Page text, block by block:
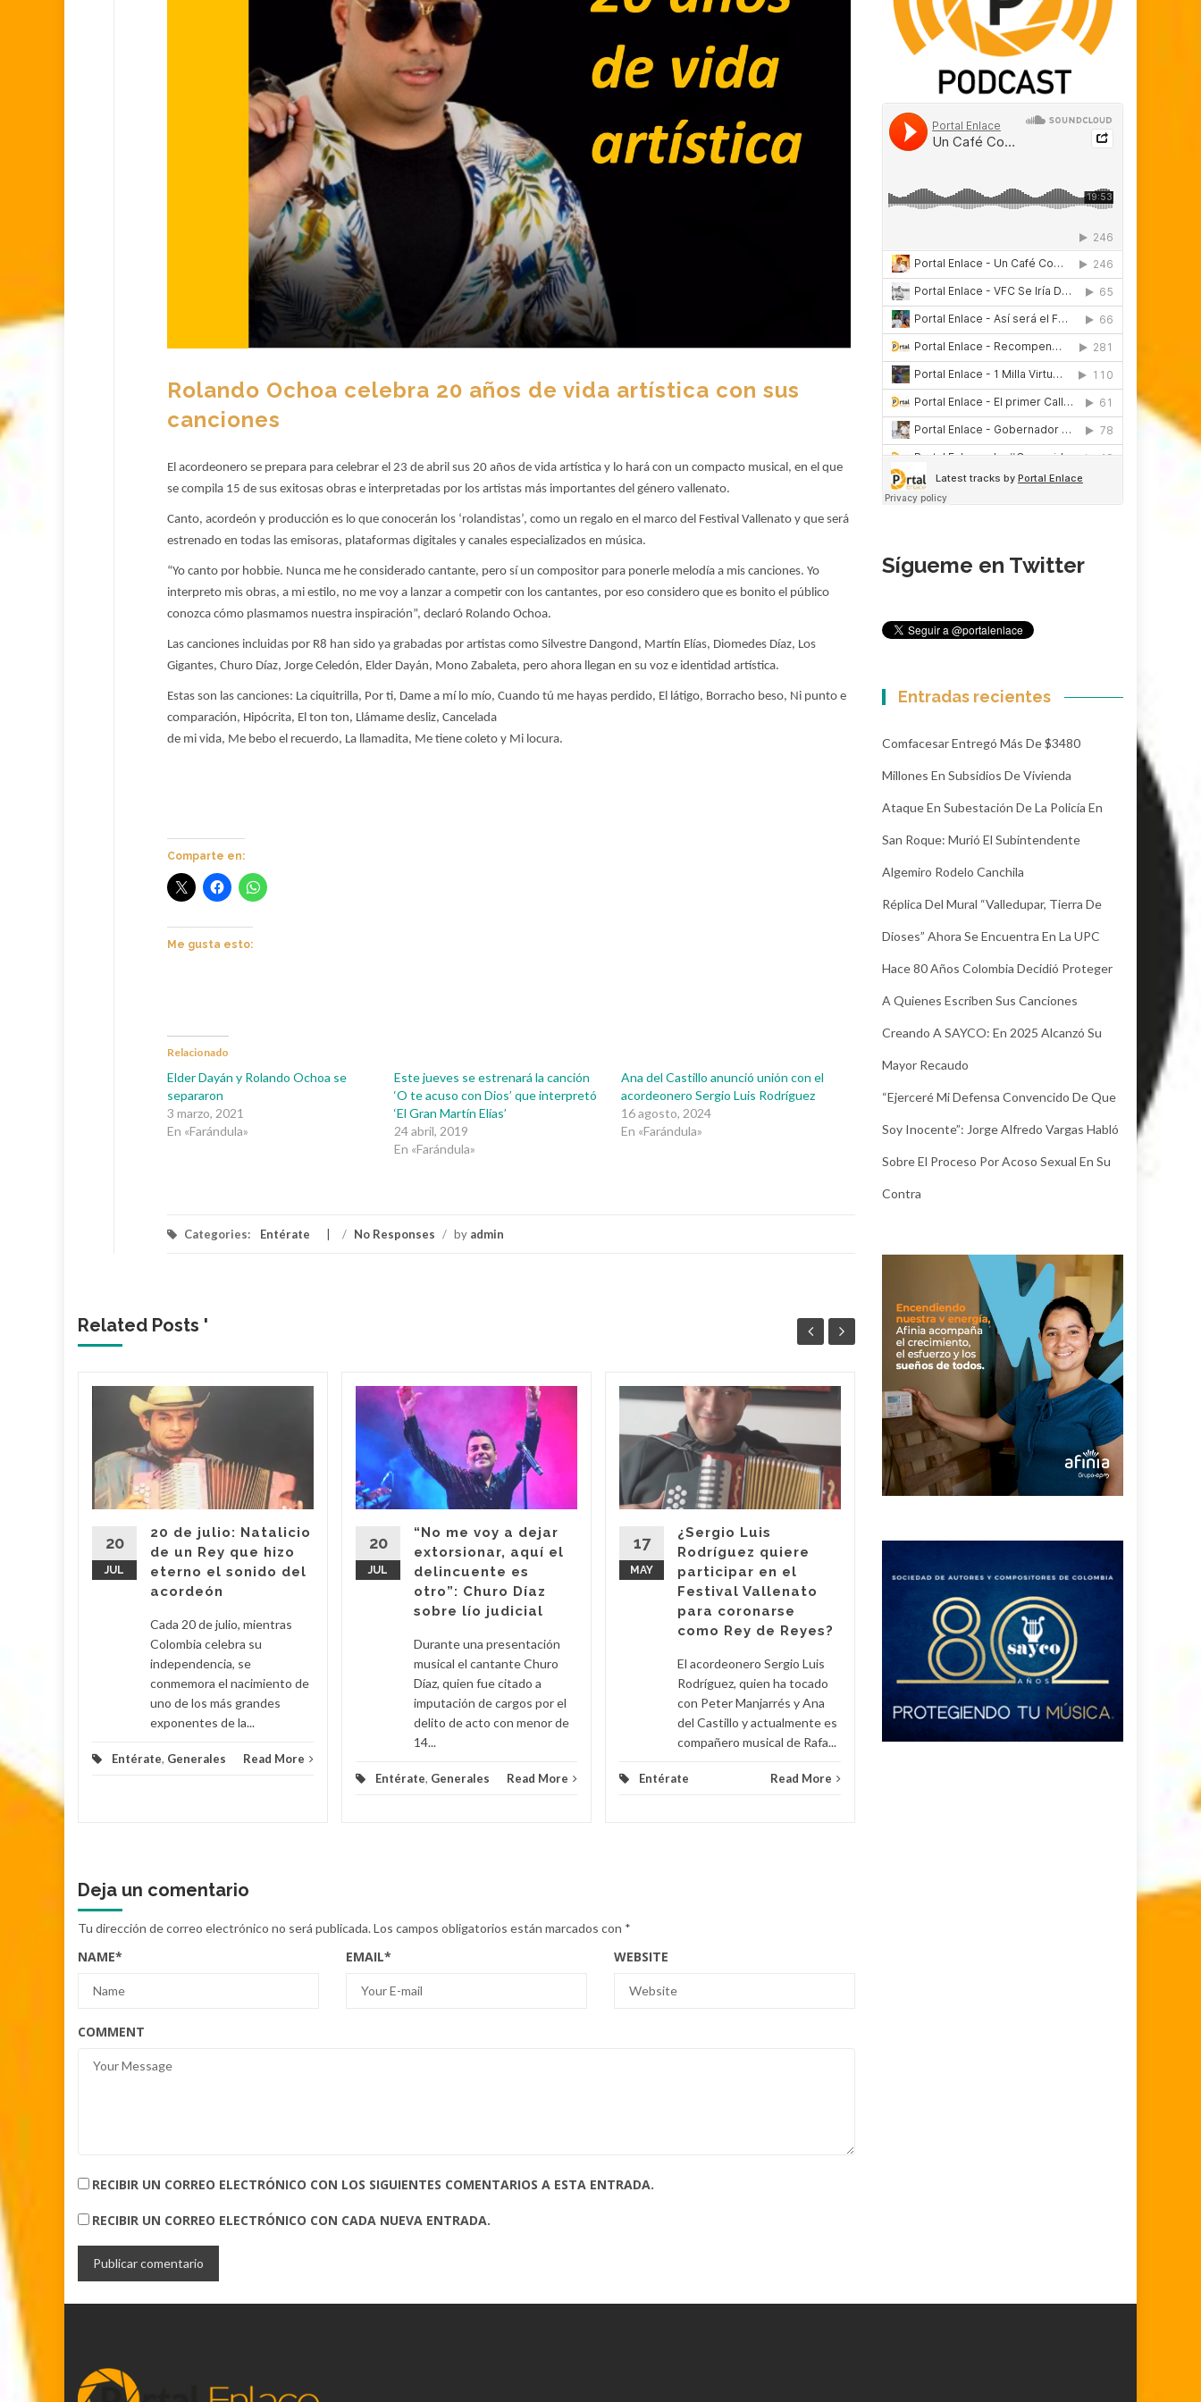
Rolando Ochoa celebra 20 años de vida artística con sus
canciones
El acordeonero se prepara para celebrar el 23 de abril sus 20 años de vida artística y lo hará con un compacto musical, en el que
se compila 15 de sus exitosas obras e interpretadas por los artistas más importantes del género vallenato.
Canto, acordeón y producción es lo que conocerán los ‘rolandistas’, como un regalo en el marco del Festival Vallenato y que será
estrenado en todas las emisoras, plataformas digitales y canales especializados en música.
“Yo canto por hobbie. Nunca me he considerado cantante, pero sí un compositor para ponerle melodía a mis canciones. Yo
interpreto mis obras, a mi estilo, no me voy a lanzar a competir con los cantantes, por eso considero que es bonito el público
conozca cómo plasmamos nuestra inspiración”, declaró Rolando Ochoa.
Las canciones incluidas por R8 han sido ya grabadas por artistas como Silvestre Dangond, Martín Elías, Diomedes Díaz, Los
Gigantes, Churo Díaz, Jorge Celedón, Elder Dayán, Mono Zabaleta, pero ahora llegan en su voz e identidad artística.
Estas son las canciones: La ciquitrilla, Por ti, Dame a mí lo mío, Cuando tú me hayas perdido, El látigo, Borracho beso, Ni punto e
comparación, Hipócrita, El ton ton, Llámame desliz, Cancelada
de mi vida, Me bebo el recuerdo, La llamadita, Me tiene coleto y Mi locura.
Comparte en:
Me gusta esto:
Relacionado
Elder Dayán y Rolando Ochoa se
separaron
3 marzo, 2021
En «Farándula»
Este jueves se estrenará la canción
‘O te acuso con Dios’ que interpretó
‘El Gran Martín Elías’
24 abril, 2019
En «Farándula»
Ana del Castillo anunció unión con el
acordeonero Sergio Luis Rodríguez
16 agosto, 2024
En «Farándula»
Categories: Entérate / No Responses / by admin
Related Posts '
20
JUL
20 de julio: Natalicio
de un Rey que hizo
eterno el sonido del
acordeón
Cada 20 de julio, mientras
Colombia celebra su
independencia, se
conmemora el nacimiento de
uno de los más grandes
exponentes de la...
Entérate, Generales Read More
20
JUL
“No me voy a dejar
extorsionar, aquí el
delincuente es
otro”: Churo Díaz
sobre lío judicial
Durante una presentación
musical el cantante Churo
Díaz, quien fue citado a
imputación de cargos por el
delito de acto con menor de
14...
Entérate, Generales Read More
17
MAY
¿Sergio Luis
Rodríguez quiere
participar en el
Festival Vallenato
para coronarse
como Rey de Reyes?
El acordeonero Sergio Luis
Rodríguez, quien ha tocado
con Peter Manjarrés y Ana
del Castillo y actualmente es
compañero musical de Rafa...
Entérate Read More
13
MAY
La vendedora de
rosas y un canto de
Diego Daza y R8 que
nunca olvidará: el
video se ha hecho
En un concierto realizado en
Venezuela, Diego Daza y el
acordeonero Rolando Ochoa
tocaron la canción 'Los
caminos de...
Entérate Read More
Deja un comentario
Tu dirección de correo electrónico no será publicada.Los campos obligatorios están marcados con *
NAME* EMAIL* WEBSITE
COMMENT
RECIBIR UN CORREO ELECTRÓNICO CON LOS SIGUIENTES COMENTARIOS A ESTA ENTRADA.
RECIBIR UN CORREO ELECTRÓNICO CON CADA NUEVA ENTRADA.
Sígueme en Twitter
Entradas recientes
Comfacesar Entregó Más De $3480
Millones En Subsidios De Vivienda
Ataque En Subestación De La Policía En
San Roque: Murió El Subintendente
Algemiro Rodelo Canchila
Réplica Del Mural “Valledupar, Tierra De
Dioses” Ahora Se Encuentra En La UPC
Hace 80 Años Colombia Decidió Proteger
A Quienes Escriben Sus Canciones
Creando A SAYCO: En 2025 Alcanzó Su
Mayor Recaudo
“Ejerceré Mi Defensa Convencido De Que
Soy Inocente”: Jorge Alfredo Vargas Habló
Sobre El Proceso Por Acoso Sexual En Su
Contra